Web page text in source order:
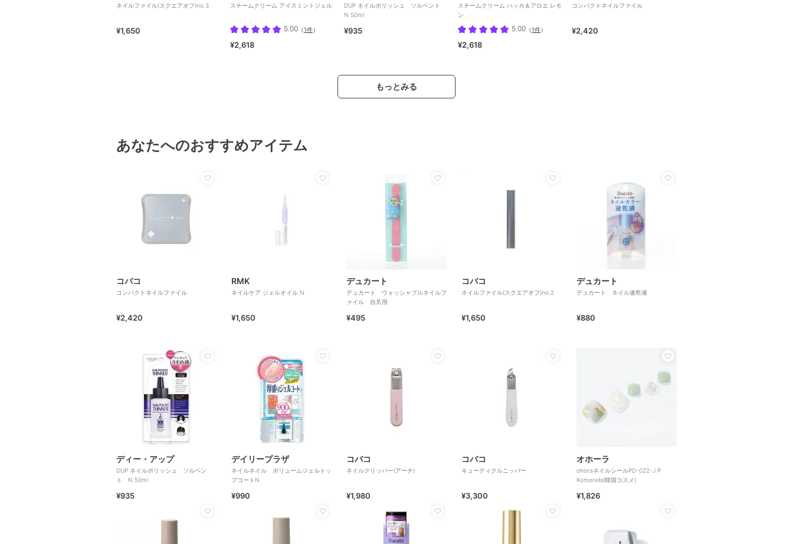
ネイルファイル(スクエアオフ)no.3
¥1,650
スチームクリーム アイスミントジェル
5.00 （1件）
¥2,618
DUP ネイルポリッシュ ソルベント
N 50ml
¥935
スチームクリーム ハッカ＆アロエ レモ
ン
5.00 （1件）
¥2,618
コンパクトネイルファイル
¥2,420
もっとみる
あなたへのおすすめアイテム
コバコ
コンパクトネイルファイル
¥2,420
RMK
ネイルケア ジェルオイル N
¥1,650
デュカート
デュカート ウォッシャブルネイルフ
ァイル 自爪用
¥495
コバコ
ネイルファイル(スクエアオフ)no.2
¥1,650
デュカート
デュカート ネイル速乾液
¥880
ディー・アップ
DUP ネイルポリッシュ ソルベン
ト N 50ml
¥935
デイリープラザ
ネイルネイル ボリュームジェルトッ
プコートN
¥990
コバコ
ネイルクリッパー(アーチ)
¥1,980
コバコ
キューティクルニッパー
¥3,300
オホーラ
ohoraネイルシールPD-022-J P
Komorebi(韓国コスメ)
¥1,826